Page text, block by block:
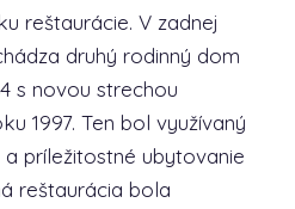
reštaurácie. V zadnej
druhý rodinný dom
s novou strechou
1997. Ten bol využívaný
príležitostné ubytovanie
reštaurácia bola